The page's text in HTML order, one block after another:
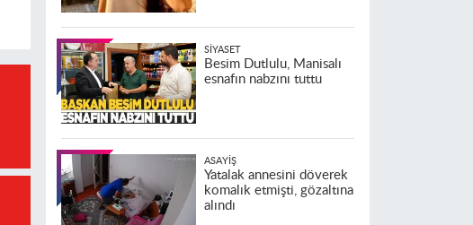
SIYASET
Besim Dutlulu, Manisalı
esnafın nabzını tuttu
ASAYIŞ
Yatalak annesini döverek
komalık etmişti, gözaltına
alındı